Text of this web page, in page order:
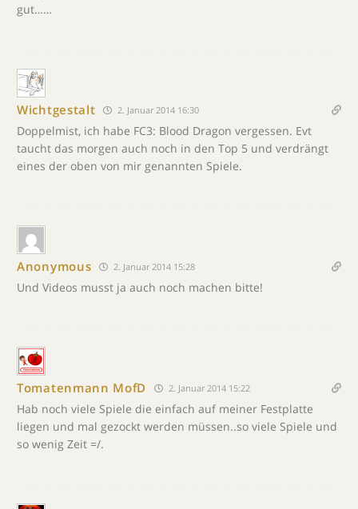
gut……
Wichtgestalt 2. Januar 2014 16:30
Doppelmist, ich habe FC3: Blood Dragon vergessen. Evt
taucht das morgen auch noch in den Top 5 und verdrängt
eines der oben von mir genannten Spiele.
Anonymous 2. Januar 2014 15:28
Und Videos musst ja auch noch machen bitte!
Tomatenmann MofD 2. Januar 2014 15:22
Hab noch viele Spiele die einfach auf meiner Festplatte
liegen und mal gezockt werden müssen..so viele Spiele und
so wenig Zeit =/.